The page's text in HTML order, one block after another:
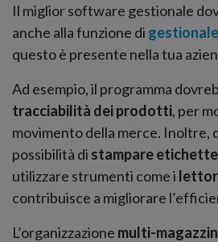
Il miglior software gestionale
anche alla funzione di
questo è presente nella tua
Ad esempio, il programma
tracciabilità dei prodotti, per
movimento della merce. Inoltre,
possibilità di stampare
utilizzare strumenti come i
contribuisce a migliorare
L’organizzazione multi-